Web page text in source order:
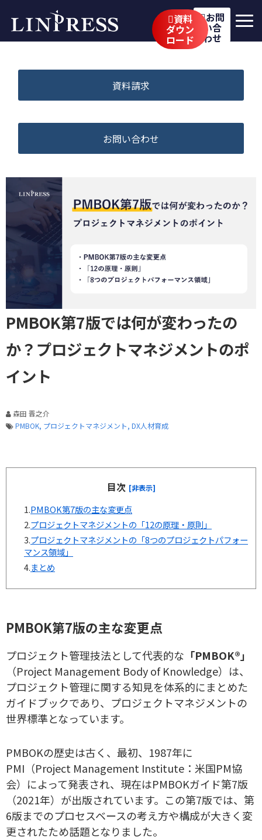
資料
ダウン
ロード
お問
い合
わせ
サービス
イベント・セミナー
企業情報
資料請求
お問い合わせ
PMBOK第7版では何が変わったの
か？プロジェクトマネジメントのポ
イント
森田 晋之介
PMBOK プロジェクトマネジメント DX人材育成
目次 [非表示]
1.​​​​PMBOK第7版の主な変更点
2.プロジェクトマネジメントの「12の原理・原則」
3.プロジェクトマネジメントの「8つのプロジェクトパフォー
マンス領域」
4.まとめ
​​​​PMBOK第7版の主な変更点
プロジェクト管理技法として代表的な 「PMBOK®」
（Project Management Body of Knowledge）は、
プロジェクト管理に関する知見を体系的にまとめた
ガイドブックであり、プロジェクトマネジメントの
世界標準となっています。
PMBOKの歴史は古く、最初、1987年に
PMI（Project Management Institute：米国PM協
会）によって発表され、現在はPMBOKガイド第7版
（2021年）が出版されています。この第7版では、第
6版までのプロセスベースの考え方や構成が大きく変
更されたため話題となりました。